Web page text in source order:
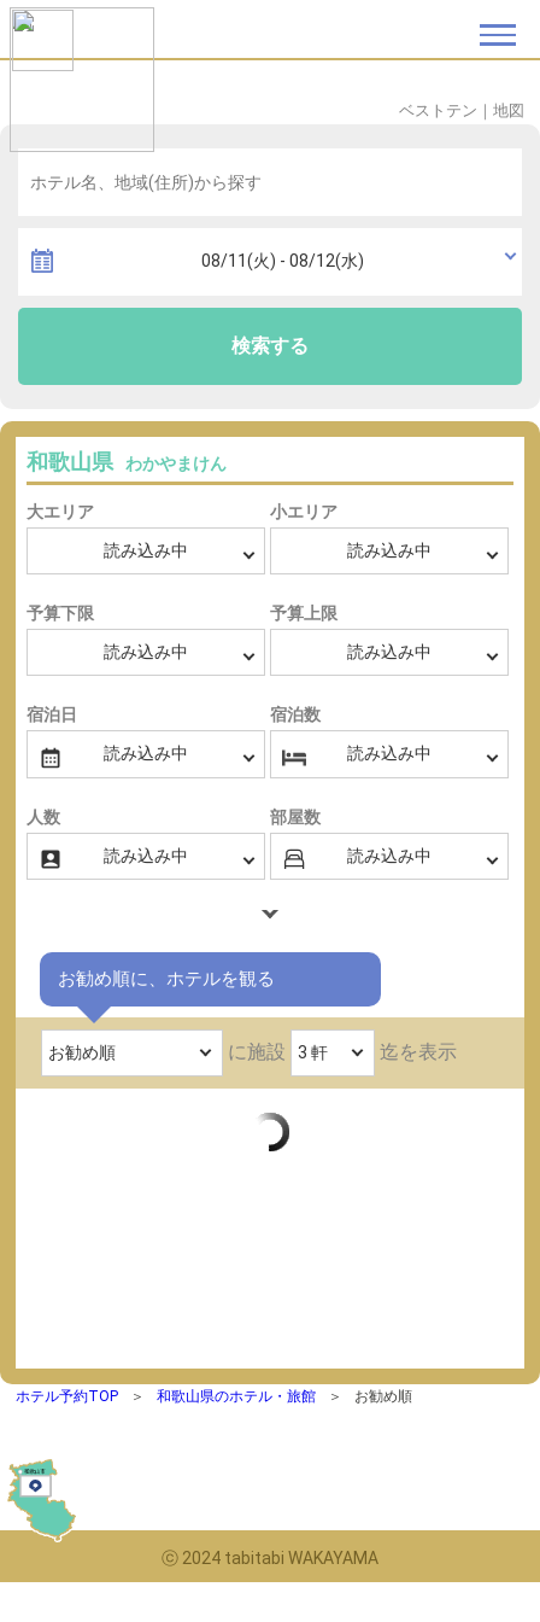
地図
｜
ベストテン
検索する
和歌山県 わかやまけん
大エリア 小エリア
予算下限 予算上限
宿泊日 宿泊数
人数 部屋数
お勧め順に、ホテルを観る
に施設 迄を表示
ホテル予約TOP 和歌山県のホテル・旅館 お勧め順
ⓒ 2024 tabitabi WAKAYAMA